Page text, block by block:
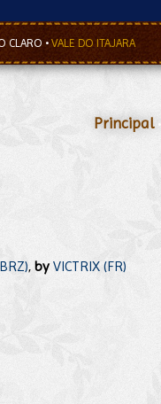
CLARO •VALE DO ITAJARA
Principal•
, by VICTRIX (FR)